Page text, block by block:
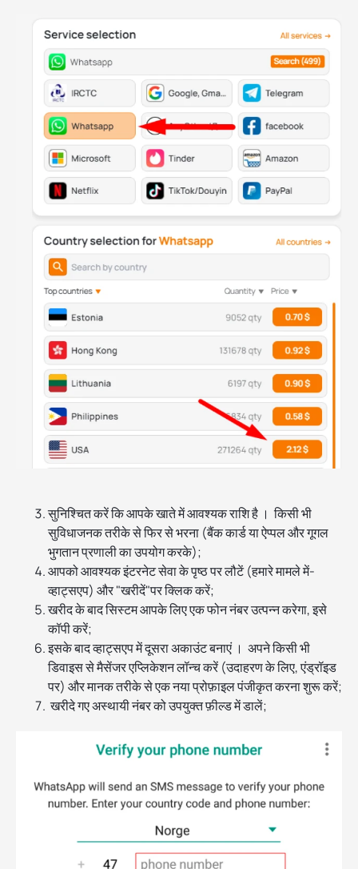
सुनिश्चित करें कि आपके खाते में आवश्यक राशि है । किसी भी
सुविधाजनक तरीके से फिर से भरना (बैंक कार्ड या ऐप्पल और गूगल
भुगतान प्रणाली का उपयोग करके);
आपको आवश्यक इंटरनेट सेवा के पृष्ठ पर लौटें (हमारे मामले में-
व्हाट्सएप) और "खरीदें"पर क्लिक करें;
खरीद के बाद सिस्टम आपके लिए एक फोन नंबर उत्पन्न करेगा, इसे
कॉपी करें;
इसके बाद व्हाट्सएप में दूसरा अकाउंट बनाएं । अपने किसी भी
डिवाइस से मैसेंजर एप्लिकेशन लॉन्च करें (उदाहरण के लिए, एंड्रॉइड
पर) और मानक तरीके से एक नया प्रोफ़ाइल पंजीकृत करना शुरू करें;
खरीदे गए अस्थायी नंबर को उपयुक्त फ़ील्ड में डालें;